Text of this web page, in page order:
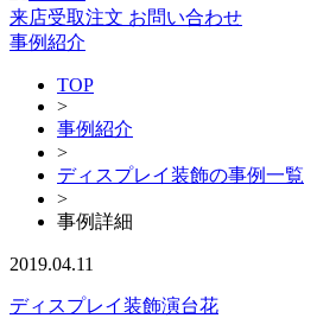
来店受取注文 お問い合わせ
事例紹介
TOP
>
事例紹介
>
ディスプレイ装飾の事例一覧
>
事例詳細
2019.04.11
ディスプレイ装飾演台花